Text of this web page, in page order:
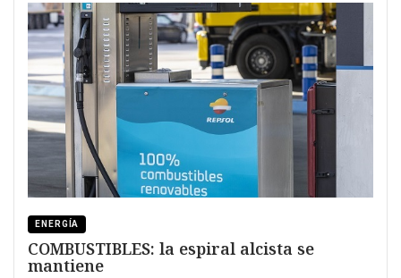
ENERGÍA
COMBUSTIBLES: la espiral alcista se
mantiene